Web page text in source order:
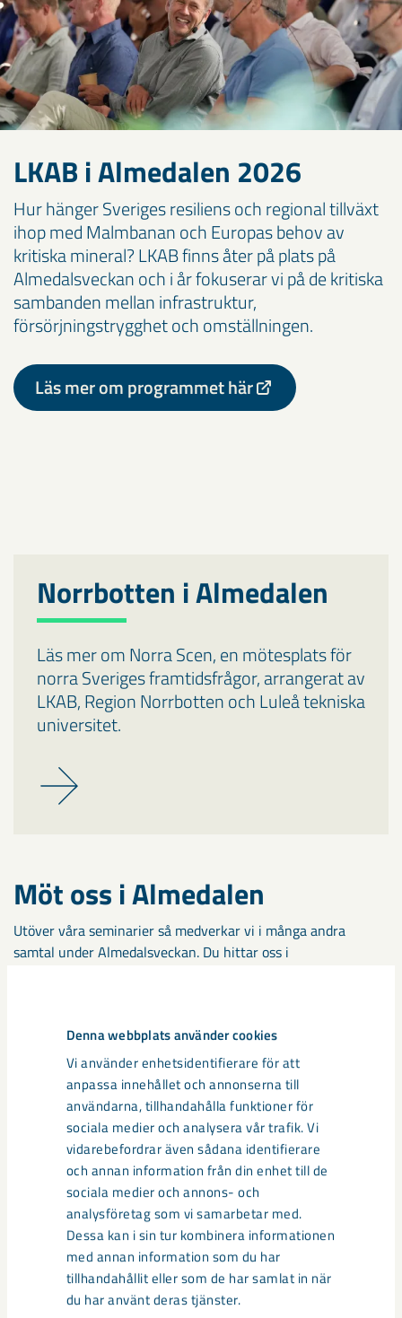
Denna webbplats använder cookies
Vi använder enhetsidentifierare för att
anpassa innehållet och annonserna till
användarna, tillhandahålla funktioner för
sociala medier och analysera vår trafik. Vi
vidarebefordrar även sådana identifierare
och annan information från din enhet till de
sociala medier och annons- och
analysföretag som vi samarbetar med.
Dessa kan i sin tur kombinera informationen
med annan information som du har
tillhandahållit eller som de har samlat in när
du har använt deras tjänster.
LKAB i Almedalen 2026
Hur hänger Sveriges resiliens och regional tillväxt
ihop med Malmbanan och Europas behov av
kritiska mineral? LKAB finns åter på plats på
Almedalsveckan och i år fokuserar vi på de kritiska
sambanden mellan infrastruktur,
försörjningstrygghet och omställningen.
Läs mer om programmet här
Norrbotten i Almedalen
Läs mer om Norra Scen, en mötesplats för
norra Sveriges framtidsfrågor, arrangerat av
LKAB, Region Norrbotten och Luleå tekniska
universitet.
Möt oss i Almedalen
Utöver våra seminarier så medverkar vi i många andra
samtal under Almedalsveckan. Du hittar oss i
Johan Menckel
Vd och koncernchef